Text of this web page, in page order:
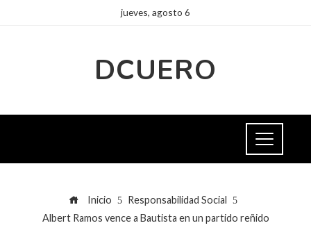
jueves, agosto 6
DCUERO
Inicio
Responsabilidad Social
Albert Ramos vence a Bautista en un partido reñido